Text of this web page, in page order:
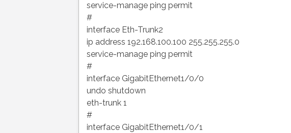
service-manage ping permit
#
interface Eth-Trunk2
ip address 192.168.100.100 255.255.255.0
service-manage ping permit
#
interface GigabitEthernet1/0/0
undo shutdown
eth-trunk 1
#
interface GigabitEthernet1/0/1